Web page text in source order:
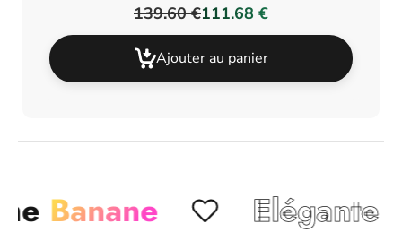
139.60 €111.68 €
Ajouter au panier
Elégante Chic